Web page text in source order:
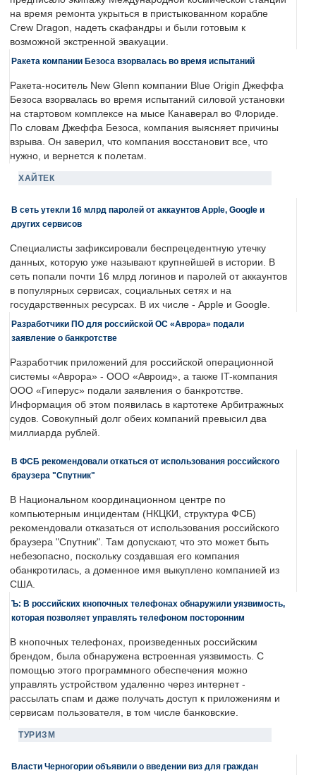
на время ремонта укрыться в пристыкованном корабле
Crew Dragon, надеть скафандры и были готовым к
возможной экстренной эвакуации.
Ракета компании Безоса взорвалась во время испытаний
Ракета-носитель New Glenn компании Blue Origin Джеффа
Безоса взорвалась во время испытаний силовой установки
на стартовом комплексе на мысе Канаверал во Флориде.
По словам Джеффа Безоса, компания выясняет причины
взрыва. Он заверил, что компания восстановит все, что
нужно, и вернется к полетам.
ХАЙТЕК
В сеть утекли 16 млрд паролей от аккаунтов Apple, Google и
других сервисов
Специалисты зафиксировали беспрецедентную утечку
данных, которую уже называют крупнейшей в истории. В
сеть попали почти 16 млрд логинов и паролей от аккаунтов
в популярных сервисах, социальных сетях и на
государственных ресурсах. В их числе - Apple и Google.
Разработчики ПО для российской ОС «Аврора» подали
заявление о банкротстве
Разработчик приложений для российской операционной
системы «Аврора» - ООО «Авроид», а также IT-компания
ООО «Гиперус» подали заявления о банкротстве.
Информация об этом появилась в картотеке Арбитражных
судов. Совокупный долг обеих компаний превысил два
миллиарда рублей.
В ФСБ рекомендовали откаться от использования российского
браузера "Спутник"
В Национальном координационном центре по
компьютерным инцидентам (НКЦКИ, структура ФСБ)
рекомендовали отказаться от использования российского
браузера "Спутник". Там допускают, что это может быть
небезопасно, поскольку создавшая его компания
обанкротилась, а доменное имя выкуплено компанией из
США.
Ъ: В российских кнопочных телефонах обнаружили уязвимость,
которая позволяет управлять телефоном посторонним
В кнопочных телефонах, произведенных российским
брендом, была обнаружена встроенная уязвимость. С
помощью этого программного обеспечения можно
управлять устройством удаленно через интернет -
рассылать спам и даже получать доступ к приложениям и
сервисам пользователя, в том числе банковские.
ТУРИЗМ
Власти Черногории объявили о введении виз для граждан